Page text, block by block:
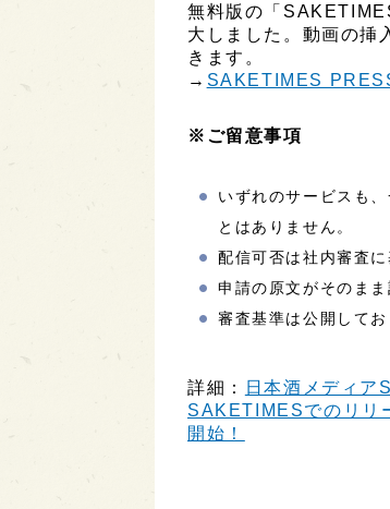
無料版の「
大しました。動画の挿
きます。
→ SAKETIMES
※ご留意事項
いずれのサービスも
とはありません。
配信可否は社内審査
申請の原文がそのま
審査基準は公開してお
詳細：
日本酒メディ
SAKETIMESでのリリ
開始！